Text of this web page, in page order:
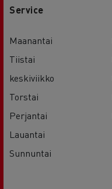
Service
Maanantai
Tiistai
keskiviikko
Torstai
Perjantai
Lauantai
Sunnuntai